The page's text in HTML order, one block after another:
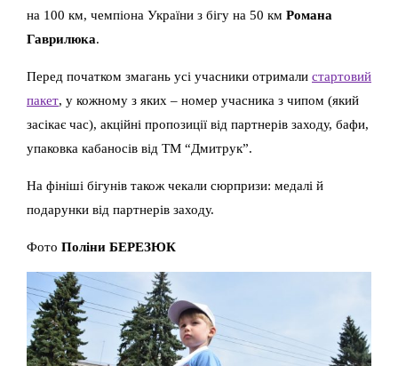
на 100 км, чемпіона України з бігу на 50 км Романа
Гаврилюка.
Перед початком змагань усі учасники отримали стартовий
пакет, у кожному з яких – номер учасника з чипом (який
засікає час), акційні пропозиції від партнерів заходу, бафи,
упаковка кабаносів від ТМ “Дмитрук”.
На фініші бігунів також чекали сюрпризи: медалі й
подарунки від партнерів заходу.
Фото Поліни БЕРЕЗЮК